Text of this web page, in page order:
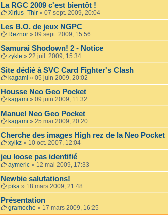
La RGC 2009 c'est bientôt !
Xirius_Thir » 07 sept. 2009, 20:04
Les B.O. de jeux NGPC
Reznor » 09 sept. 2009, 15:56
Samurai Shodown! 2 - Notice
zykle » 22 juil. 2009, 15:34
Site dédié à SVC Card Fighter's Clash
kagami » 05 juin 2009, 20:02
Housse Neo Geo Pocket
kagami » 09 juin 2009, 11:32
Manuel Neo Geo Pocket
kagami » 25 mai 2009, 20:20
Cherche des images High rez de la Neo Pocket
xylkz » 10 oct. 2007, 12:04
jeu loose pas identifié
aymeric » 12 mai 2009, 17:33
Newbie salutations!
pika » 18 mars 2009, 21:48
Présentation
gramoche » 17 mars 2009, 16:25